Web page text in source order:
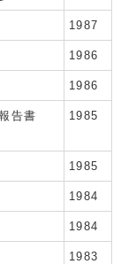
1987
1986
1986
告書
1985
1985
1984
1984
1983